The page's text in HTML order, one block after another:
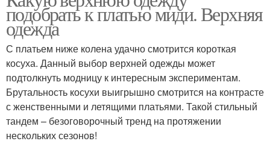
подобрать к платью миди. Верхняя
одежда
С платьем ниже колена удачно смотрится короткая
косуха. Данный выбор верхней одежды может
подтолкнуть модницу к интересным экспериментам.
Брутальность косухи выигрышно смотрится на контрасте
с женственными и летящими платьями. Такой стильный
тандем – безоговорочный тренд на протяжении
нескольких сезонов!